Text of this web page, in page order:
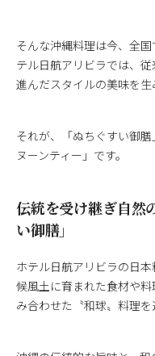
そんな沖縄料理は今、全
テル日航アリビラでは、
進んだスタイルの美味を生
それが、「ぬちぐすい御
ヌーンティー」です。
伝統を受け継ぎ自然
い御膳」
ホテル日航アリビラの日
候風土に育まれた食材や
み合わせた〝和球〟料理を